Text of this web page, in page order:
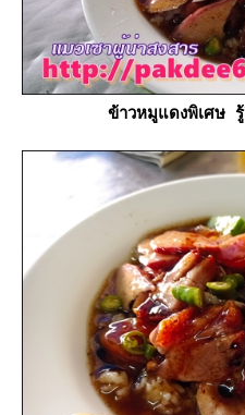
ข้าวหมูแดงพิเศษ